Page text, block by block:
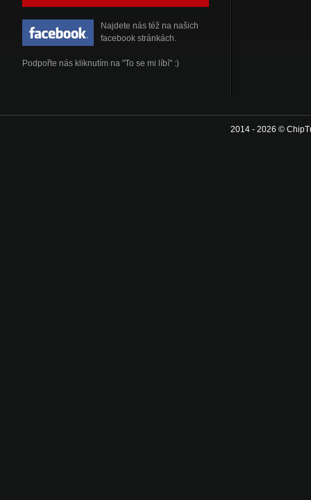
Najdete nás též na našich
facebook stránkách.
Podpořte nás kliknutím na "To se mi líbí" :)
2014 - 2026 ©